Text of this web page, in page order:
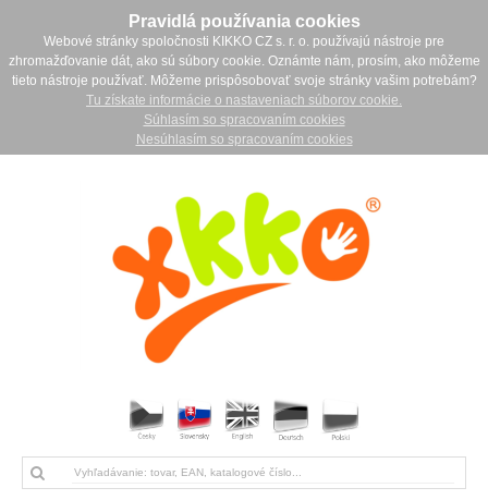
Pravidlá používania cookies
Webové stránky spoločnosti KIKKO CZ s. r. o. používajú nástroje pre
zhromažďovanie dát, ako sú súbory cookie. Oznámte nám, prosím, ako môžeme
tieto nástroje používať. Môžeme prispôsobovať svoje stránky vašim potrebám?
Tu získate informácie o nastaveniach súborov cookie.
Súhlasím so spracovaním cookies
Nesúhlasím so spracovaním cookies